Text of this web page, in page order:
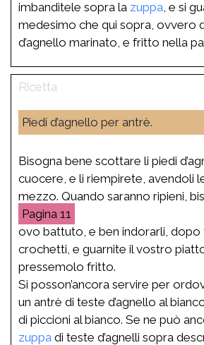
imbanditele sopra la zuppa , e si
medesimo che qui sopra, ovvero
d’agnello marinato, e fritto nella
Piedi d’agnello per antrè.
Bisogna bene scottare li piedi
cuocere, e li riempirete, avendoli
mezzo. Quando saranno ripieni,
11
ovo battuto, e ben indorarli, dopo
crochetti, e guarnite il vostro
pressemolo fritto.
Si posson’ancora servire per
un antrè di teste d’agnello al
di piccioni al bianco. Se ne può
zuppa di teste d’agnelli sopra